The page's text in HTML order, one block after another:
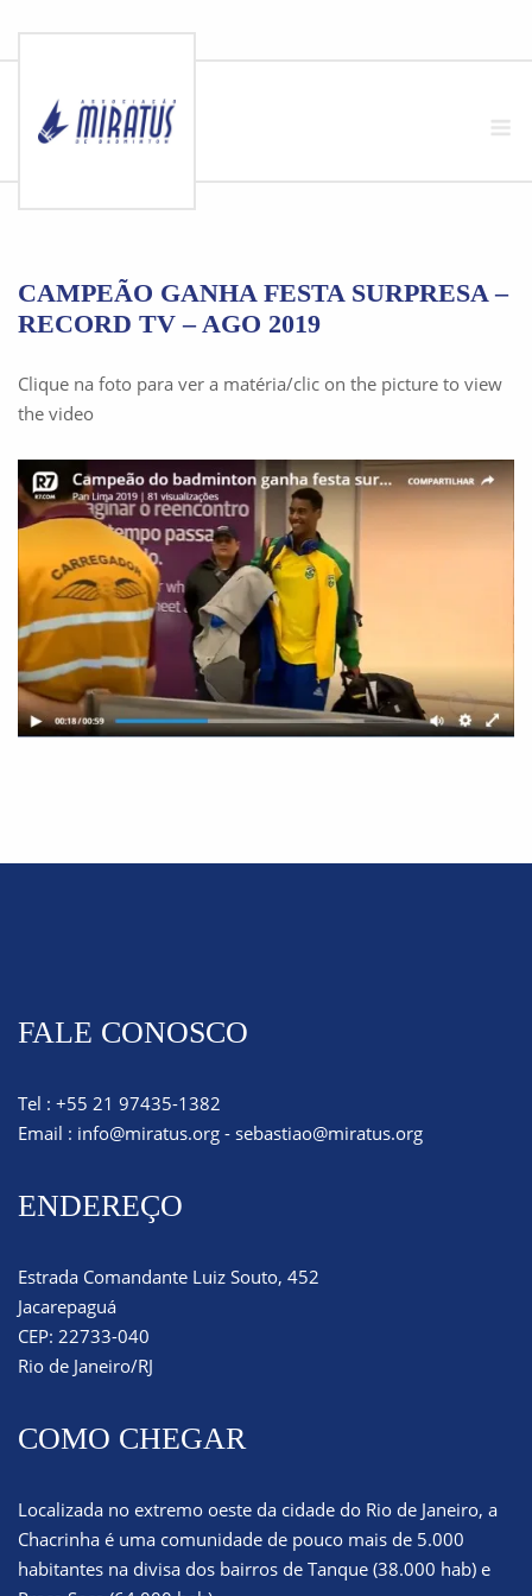
content
CAMPEÃO GANHA FESTA SURPRESA –
RECORD TV – AGO 2019
Clique na foto para ver a matéria/clic on the picture to view
the video
FALE CONOSCO
Tel : +55 21 97435-1382
Email : info@miratus.org - sebastiao@miratus.org
ENDEREÇO
Estrada Comandante Luiz Souto, 452
Jacarepaguá
CEP: 22733-040
Rio de Janeiro/RJ
COMO CHEGAR
Localizada no extremo oeste da cidade do Rio de Janeiro, a
Chacrinha é uma comunidade de pouco mais de 5.000
habitantes na divisa dos bairros de Tanque (38.000 hab) e